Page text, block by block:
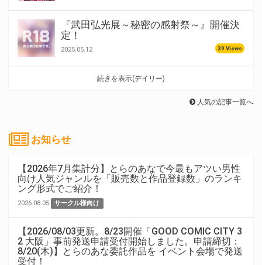
『武田弘光展～秘密の感射祭～』開催決
定！
2025.05.12 39 Views
続きを表示(デイリー)
人気の記事一覧へ
お知らせ
【2026年7月集計分】とらのあなで今最もアツい男性
向け人気ジャンルを「販売数と作品登録数」のランキ
ング形式でご紹介！
2026.08.05 サークル様向け
【2026/08/03更新。8/23開催「GOOD COMIC CITY 3
2 大阪」事前発送申請受付開始しました。申請締切：
8/20(木)】とらのあな委託作品を イベント会場で発送
受付！